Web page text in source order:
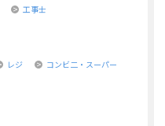
工事士
レジ コンビ二・スーパー